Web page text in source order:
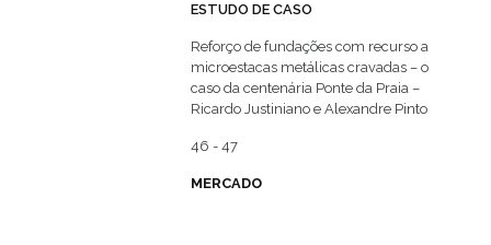
ESTUDO DE CASO
Reforço de fundações com recurso a
microestacas metálicas cravadas – o
caso da centenária Ponte da Praia –
Ricardo Justiniano e Alexandre Pinto
46 - 47
MERCADO